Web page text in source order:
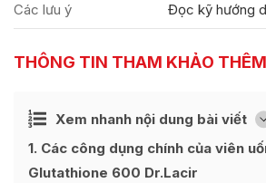
Các lưu ý Đọc kỹ hướng
THÔNG TIN THAM KHẢO
Xem nhanh nội dung bài viết
1 Các công dụng chính của viên
Glutathione 600 Dr.Lacir